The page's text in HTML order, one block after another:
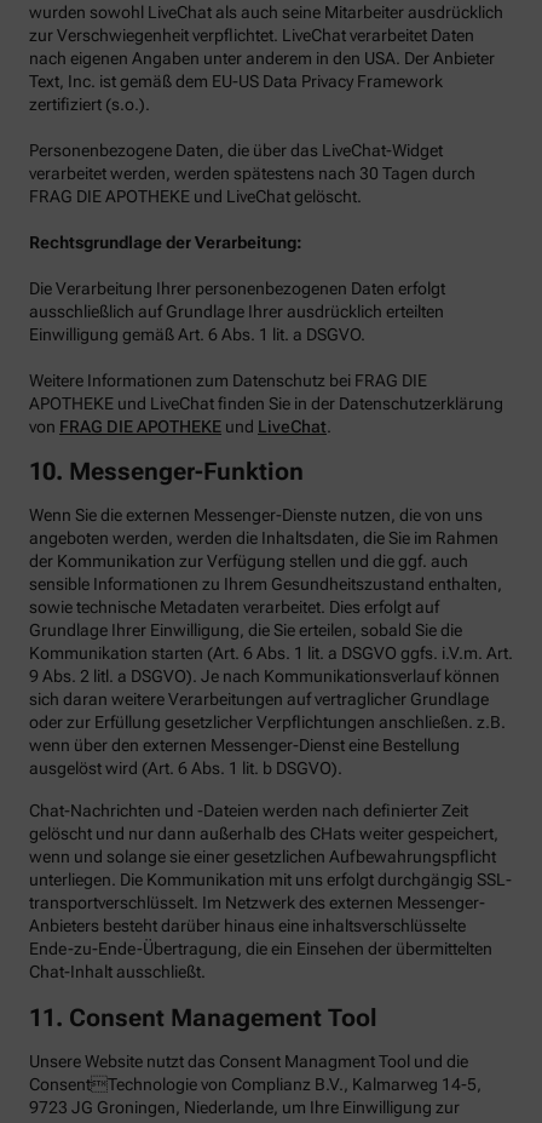
wurden sowohl LiveChat als auch seine Mitarbeiter ausdrücklich
zur Verschwiegenheit verpflichtet. LiveChat verarbeitet Daten
nach eigenen Angaben unter anderem in den USA. Der Anbieter
Text, Inc. ist gemäß dem EU-US Data Privacy Framework
zertifiziert (s.o.).
Personenbezogene Daten, die über das LiveChat-Widget
verarbeitet werden, werden spätestens nach 30 Tagen durch
FRAG DIE APOTHEKE und LiveChat gelöscht.
Rechtsgrundlage der Verarbeitung:
Die Verarbeitung Ihrer personenbezogenen Daten erfolgt
ausschließlich auf Grundlage Ihrer ausdrücklich erteilten
Einwilligung gemäß Art. 6 Abs. 1 lit. a DSGVO.
Weitere Informationen zum Datenschutz bei FRAG DIE
APOTHEKE und LiveChat finden Sie in der Datenschutzerklärung
von FRAG DIE APOTHEKE und LiveChat
10. Messenger-Funktion
Wenn Sie die externen Messenger-Dienste nutzen, die von uns
angeboten werden, werden die Inhaltsdaten, die Sie im Rahmen
der Kommunikation zur Verfügung stellen und die ggf. auch
sensible Informationen zu Ihrem Gesundheitszustand enthalten,
sowie technische Metadaten verarbeitet. Dies erfolgt auf
Grundlage Ihrer Einwilligung, die Sie erteilen, sobald Sie die
Kommunikation starten (Art. 6 Abs. 1 lit. a DSGVO ggfs. i.V.m. Art.
9 Abs. 2 litl. a DSGVO). Je nach Kommunikationsverlauf können
sich daran weitere Verarbeitungen auf vertraglicher Grundlage
oder zur Erfüllung gesetzlicher Verpflichtungen anschließen. z.B.
wenn über den externen Messenger-Dienst eine Bestellung
ausgelöst wird (Art. 6 Abs. 1 lit. b DSGVO).
Chat-Nachrichten und -Dateien werden nach definierter Zeit
gelöscht und nur dann außerhalb des CHats weiter gespeichert,
wenn und solange sie einer gesetzlichen Aufbewahrungspflicht
unterliegen. Die Kommunikation mit uns erfolgt durchgängig SSL-
transportverschlüsselt. Im Netzwerk des externen Messenger-
Anbieters besteht darüber hinaus eine inhaltsverschlüsselte
Ende-zu-Ende-Übertragung, die ein Einsehen der übermittelten
Chat-Inhalt ausschließt.
11. Consent Management Tool
Unsere Website nutzt das Consent Managment Tool und die
ConsentTechnologie von Complianz B.V., Kalmarweg 14-5,
9723 JG Groningen, Niederlande, um Ihre Einwilligung zur